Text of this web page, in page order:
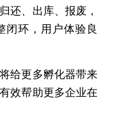
还、出库、报废，
闭环，用户体验良
给更多孵化器带来
效帮助更多企业在